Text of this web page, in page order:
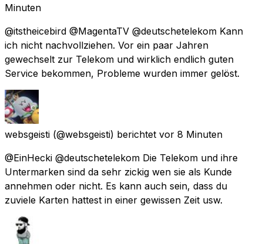
Minuten
@itstheicebird @MagentaTV @deutschetelekom Kann
ich nicht nachvollziehen. Vor ein paar Jahren
gewechselt zur Telekom und wirklich endlich guten
Service bekommen, Probleme wurden immer gelöst.
websgeisti (@websgeisti) berichtet vor 8 Minuten
@EinHecki @deutschetelekom Die Telekom und ihre
Untermarken sind da sehr zickig wen sie als Kunde
annehmen oder nicht. Es kann auch sein, dass du
zuviele Karten hattest in einer gewissen Zeit usw.